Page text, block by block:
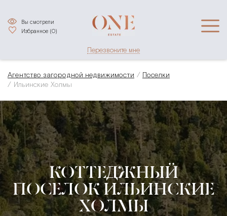
Избранное (0)
Вы смотрели
Перезвоните мне
Агентство загородной недвижимости
Поселки
Ильинские Холмы
КОТТЕДЖНЫЙ
ПОСЕЛОК ИЛЬИНСКИЕ
ХОЛМЫ